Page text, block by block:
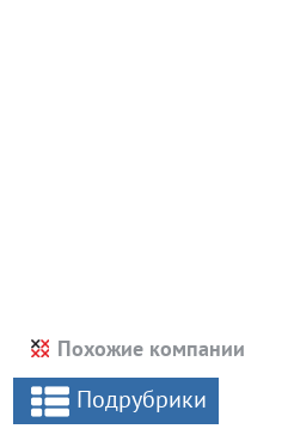
Похожие компании
Подрубрики